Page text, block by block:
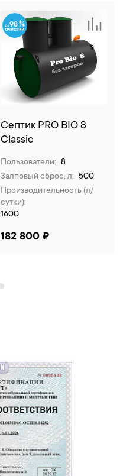
98
Септик PRO BIO 8
Classic
Пользователи: 8
Залповый сброс, л: 500
Производительность (л/
сутки):
1600
182 800 ₽